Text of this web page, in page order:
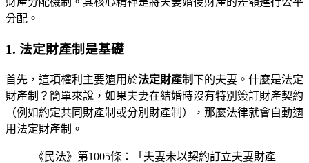
分配。
1. 法定財產制是基礎
首先，這項權利主要適用於法定財產制下的夫妻。什麼是法定
財產制？簡單來說，如果夫妻在結婚時沒有特別簽訂財產契約
（例如約定共同財產制或分別財產制），那麼法律就會自動適
用法定財產制。
《民法》第1005條：「夫妻未以契約訂立夫妻財產